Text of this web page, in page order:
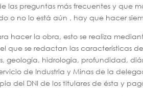
las preguntas más frecuentes y que
o no lo está aún , hay que hacer
hacer la obra, esto se realiza
que se redactan las características
geología, hidrologia, profundidad,
de Industria y Minas de la
del DNI de los titulares de ésta y